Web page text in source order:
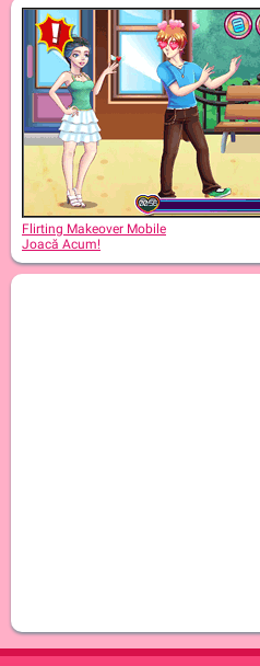
Flirting Makeover Mobile
Joacă Acum!